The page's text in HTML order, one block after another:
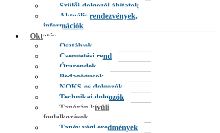
Szülői-dolgozói áhítatok
Aktuális rendezvények,
információk
Oktatás
Osztályok
Csengetési rend
Órarendek
Pedagógusok
NOKS-os dolgozók
Technikai dolgozók
Tanórán kívüli
foglalkozások
Tanév végi eredmények